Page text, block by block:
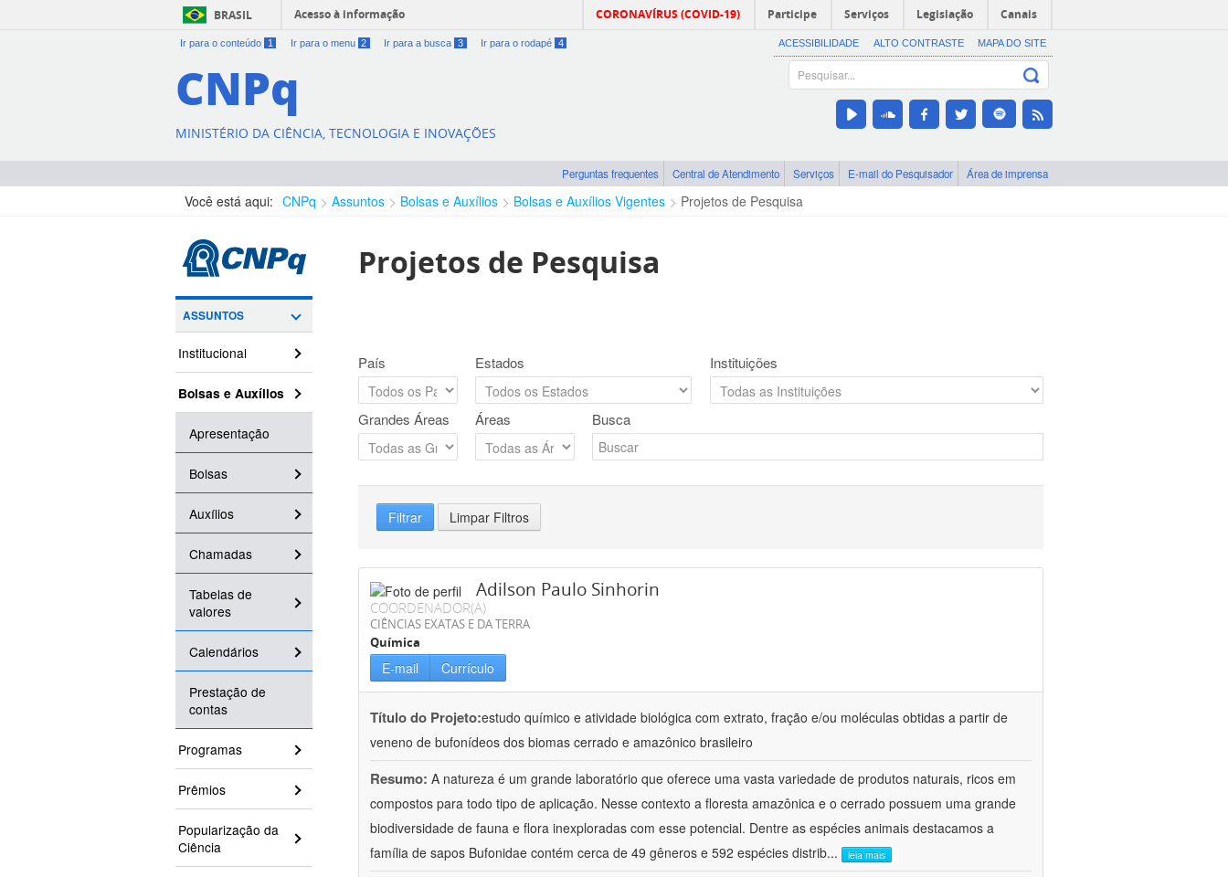
BRASIL Acesso à informação CORONAVÍRUS (COVID-19) Participe Serviços Legislação Canais
Ir para o conteúdo 1 Ir para o menu 2 Ir para a busca 3 Ir para o rodapé 4 ACESSIBILIDADE ALTO CONTRASTE MAPA DO SITE
CNPq
MINISTÉRIO DA CIÊNCIA, TECNOLOGIA E INOVAÇÕES
Perguntas frequentes Central de Atendimento Serviços E-mail do Pesquisador Área de imprensa
Você está aqui: CNPq Assuntos Bolsas e Auxílios Bolsas e Auxílios Vigentes Projetos de Pesquisa
ASSUNTOS
Institucional
Bolsas e Auxílios
Apresentação
Bolsas
Auxílios
Chamadas
Tabelas de
valores
Calendários
Prestação de
contas
Programas
Prêmios
Popularização da
Ciência
Projetos de Pesquisa
País Estados Instituições
Grandes Áreas Áreas Busca
Filtrar Limpar Filtros
Adilson Paulo Sinhorin
COORDENADOR(A)
CIÊNCIAS EXATAS E DA TERRA
Química
E-mail Currículo
Título do Projeto:estudo químico e atividade biológica com extrato, fração e/ou moléculas obtidas a partir de
veneno de bufonídeos dos biomas cerrado e amazônico brasileiro
Resumo: A natureza é um grande laboratório que oferece uma vasta variedade de produtos naturais, ricos em
compostos para todo tipo de aplicação. Nesse contexto a floresta amazônica e o cerrado possuem uma grande
biodiversidade de fauna e flora inexploradas com esse potencial. Dentre as espécies animais destacamos a
família de sapos Bufonidae contém cerca de 49 gêneros e 592 espécies distrib... leia mais